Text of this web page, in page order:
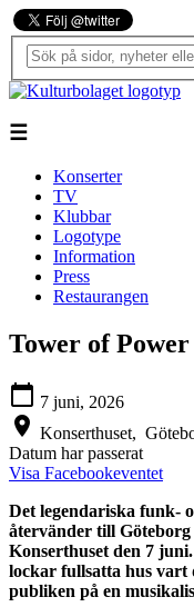
☰
Konserter
TV
Klubbar
Logotype
Information
Press
Restaurangen
Tower of Power
calendar_today 7 juni, 2026
location_on Konserthuset,
Datum har passerat
Visa Facebookeventet
Det legendariska funk-
återvänder till
Konserthuset den 7
lockar fullsatta hus vart
publiken på en